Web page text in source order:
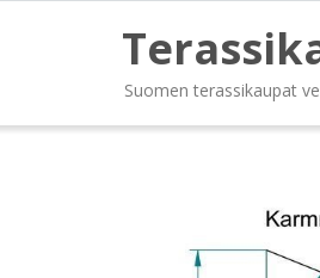
Suomen terassikaupat